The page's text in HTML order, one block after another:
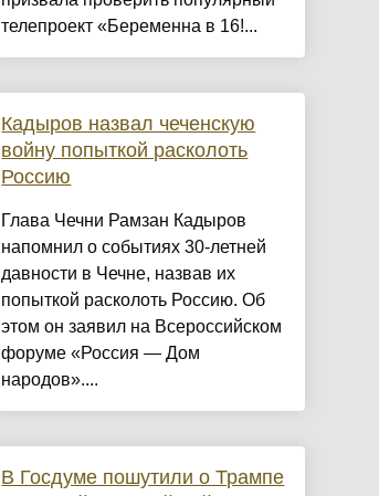
телепроект «Беременна в 16!...
Кадыров назвал чеченскую
войну попыткой расколоть
Россию
Глава Чечни Рамзан Кадыров
напомнил о событиях 30-летней
давности в Чечне, назвав их
попыткой расколоть Россию. Об
этом он заявил на Всероссийском
форуме «Россия — Дом
народов»....
В Госдуме пошутили о Трампе